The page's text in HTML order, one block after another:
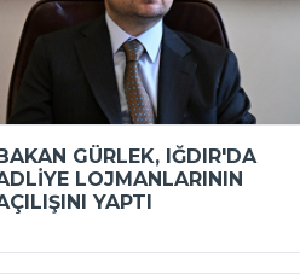
GÜRLEK, IĞDIR'DA
LOJMANLARININ
YAPTI